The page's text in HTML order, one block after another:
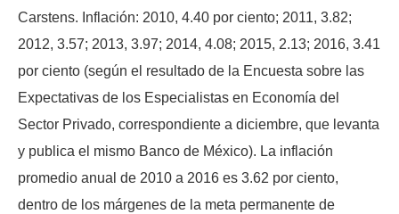
Carstens. Inflación: 2010, 4.40 por ciento; 2011, 3.82;
2012, 3.57; 2013, 3.97; 2014, 4.08; 2015, 2.13; 2016, 3.41
por ciento (según el resultado de la Encuesta sobre las
Expectativas de los Especialistas en Economía del
Sector Privado, correspondiente a diciembre, que levanta
y publica el mismo Banco de México). La inflación
promedio anual de 2010 a 2016 es 3.62 por ciento,
dentro de los márgenes de la meta permanente de